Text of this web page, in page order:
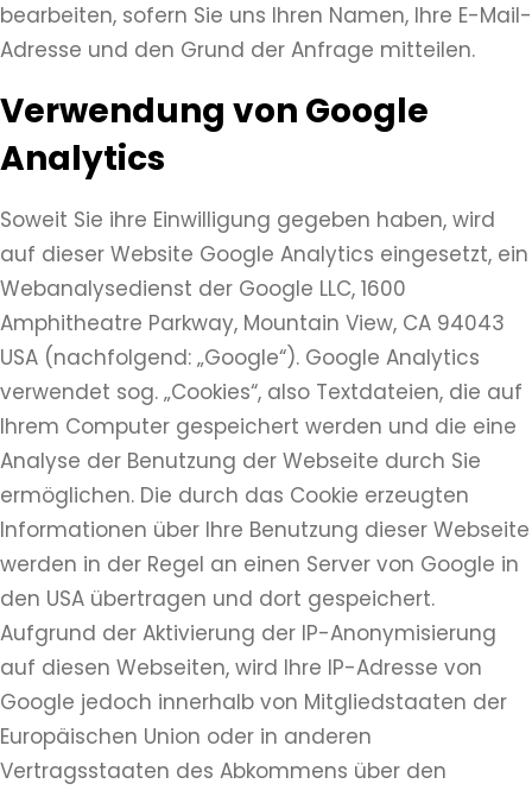
bearbeiten, sofern Sie uns Ihren Namen, Ihre E-Mail-
Adresse und den Grund der Anfrage mitteilen.
Verwendung von Google
Analytics
Soweit Sie ihre Einwilligung gegeben haben, wird
auf dieser Website Google Analytics eingesetzt, ein
Webanalysedienst der Google LLC, 1600
Amphitheatre Parkway, Mountain View, CA 94043
USA (nachfolgend: „Google“). Google Analytics
verwendet sog. „Cookies“, also Textdateien, die auf
Ihrem Computer gespeichert werden und die eine
Analyse der Benutzung der Webseite durch Sie
ermöglichen. Die durch das Cookie erzeugten
Informationen über Ihre Benutzung dieser Webseite
werden in der Regel an einen Server von Google in
den USA übertragen und dort gespeichert.
Aufgrund der Aktivierung der IP-Anonymisierung
auf diesen Webseiten, wird Ihre IP-Adresse von
Google jedoch innerhalb von Mitgliedstaaten der
Europäischen Union oder in anderen
Vertragsstaaten des Abkommens über den